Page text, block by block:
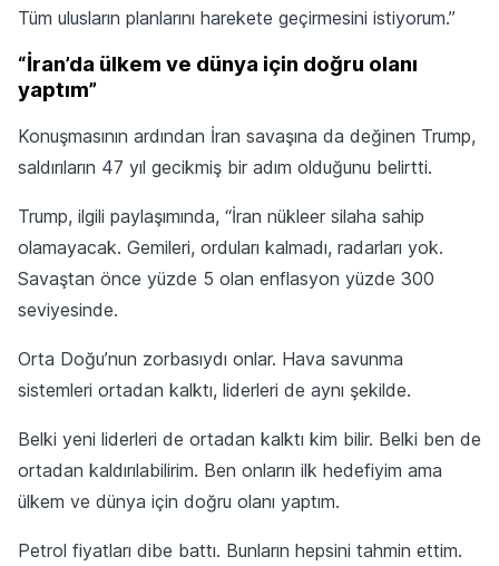
Tüm ulusların planlarını harekete geçirmesini istiyorum.”
“İran’da ülkem ve dünya için doğru olanı
yaptım”
Konuşmasının ardından İran savaşına da değinen Trump,
saldırıların 47 yıl gecikmiş bir adım olduğunu belirtti.
Trump, ilgili paylaşımında, “İran nükleer silaha sahip
olamayacak. Gemileri, orduları kalmadı, radarları yok.
Savaştan önce yüzde 5 olan enflasyon yüzde 300
seviyesinde.
Orta Doğu’nun zorbasıydı onlar. Hava savunma
sistemleri ortadan kalktı, liderleri de aynı şekilde.
Belki yeni liderleri de ortadan kalktı kim bilir. Belki ben de
ortadan kaldırılabilirim. Ben onların ilk hedefiyim ama
ülkem ve dünya için doğru olanı yaptım.
Petrol fiyatları dibe battı. Bunların hepsini tahmin ettim.